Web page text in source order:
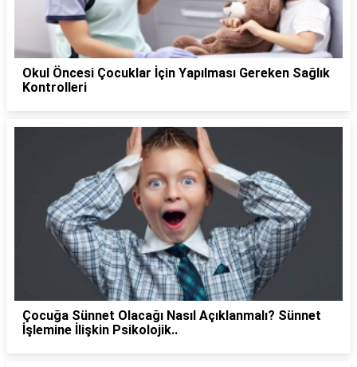
Okul Öncesi Çocuklar İçin Yapılması Gereken Sağlık
Kontrolleri
Çocuğa Sünnet Olacağı Nasıl Açıklanmalı? Sünnet
İşlemine İlişkin Psikolojik..